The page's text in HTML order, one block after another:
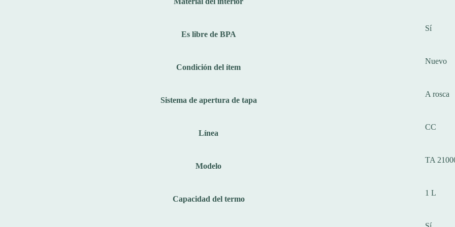
Es libre de BPA
Sí
Condición del ítem
Nuevo
Sistema de apertura de tapa
A rosca
Línea
CC
Modelo
TA
Capacidad del termo
1 L